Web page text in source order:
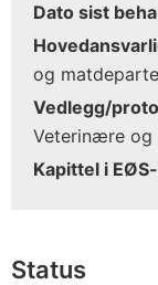
Dato sist
og
Vedlegg/
Veterinære
Kapittel i
Status